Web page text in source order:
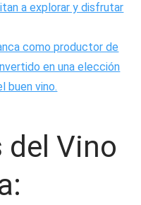
a explorar y disfrutar
como productor de
en una elección
buen vino.
del Vino